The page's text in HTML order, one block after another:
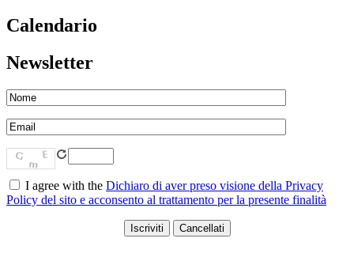
Calendario
Newsletter
I agree with the Dichiaro di aver preso visione della Privacy
Policy del sito e acconsento al trattamento per la presente finalità